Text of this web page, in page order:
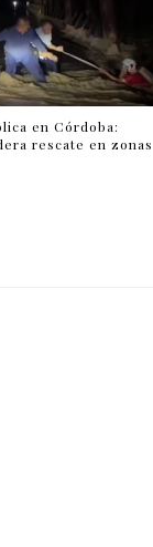
en Córdoba:
rescate en zonas